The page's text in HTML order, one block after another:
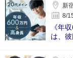
新
8/
《年
は、